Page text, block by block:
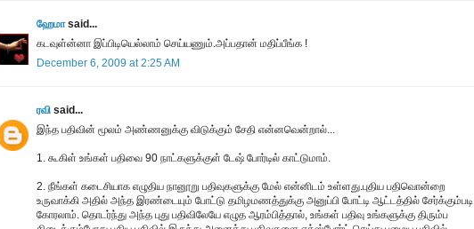
ஹேமாsaid...
கடவுள்ன்னா இப்பிடியெல்லாம் செய்யணும்.அப்பதான் மதிப்பீங்க !
December 6, 2009 at 2:25 AM
ரவி said...
இந்த பதிவின் மூலம் அண்ணனுக்கு விடுக்கும் சேதி என்னவென்றால்...
1. கூகிள் உங்கள் பதிவை 90 நாட்களுக்குள் டேஷ் போர்டில் காட்டுமாம்.
2. நீங்கள் கடைசியாக எழுதிய நானூறு பதிவுகளுக்கு மேல் என்னிடம் உள்ளது.புதிய பதிவொன்றை
உருவாக்கி அதில் அந்த இரண்டையும் போட்டு தமிழமணத்துக்கு அனுப்பி போட்டி ஆட்டத்தில் சேர்க்கும்படி
கோரலாம். தொடர்ந்து அந்த புது பதிவிலேயே எழுத ஆரம்பித்தால், உங்கள் பதிவு உங்களுக்கு திரும்ப